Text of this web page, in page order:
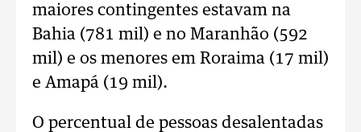
maiores contingentes estavam na
Bahia (781 mil) e no Maranhão (592
mil) e os menores em Roraima (17 mil)
e Amapá (19 mil).
O percentual de pessoas desalentadas